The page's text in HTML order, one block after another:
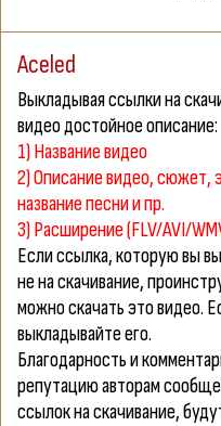
Aceled
Выкладывая ссылки на
видео достойное описание:
1) Название видео
2) Описание видео, сюжет,
название песни и пр.
3) Расширение (FLV/AVI/
Если ссылка, которую вы
не на скачивание,
можноскачатьэто видео.
выкладывайте его.
Благодарность и
репутацию авторам
ссылок на скачивание,